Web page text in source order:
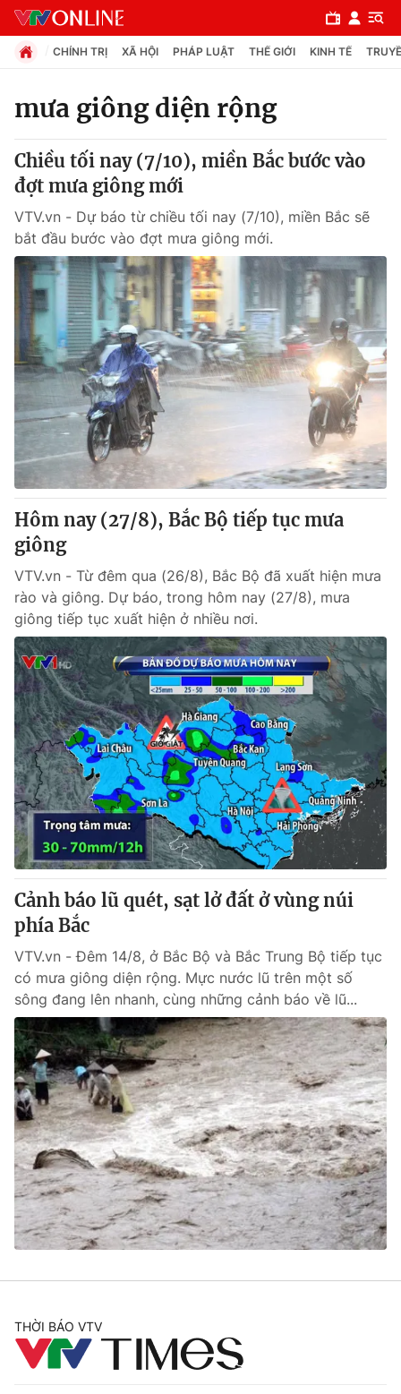
Chuyên mục
Chính trị
Xã hội
Pháp luật
Y tế
Thế giới
Tin tức
Thế giới đó đây
Câu chuyện quốc tế
Kinh tế
Tài chính
Thị trường
Góc doanh nghiệp
Dữ liệu và đời sống
Truyền hình
Phim VTV
Hậu trường
Nhân vật
Khán giả
Giải sao mai
Giải trí
Điện ảnh
Âm nhạc
Sao
Đời sống
Du lịch
Làm đẹp
Chất lượng cuộc sống
Giáo dục
Tuyển sinh
Học trực tuyến
Công nghệ
Hitech Công nghệ tương lai
Sản phẩm
Thị trường
Tư vấn
Giao lưu trực tuyến
Lịch phát sóng
Chuyên mục khác
Emagazine Podcast
Photo Infographic
Video Shorts video
VTV Money VTV Thể thao
VTV Sức khoẻ Bất động sản
Thị trường 24h Tấm lòng Việt
VTV9
Liên hệ tòa soạn English
CHÍNH TRỊ XÃ HỘI PHÁP LUẬT THẾ GIỚI KINH TẾ
mưa giông diện rộng
Chiều tối nay (7/10), miền Bắc bước vào
đợt mưa giông mới
VTV.vn - Dự báo từ chiều tối nay (7/10), miền Bắc sẽ
bắt đầu bước vào đợt mưa giông mới.
Hôm nay (27/8), Bắc Bộ tiếp tục mưa
giông
VTV.vn - Từ đêm qua (26/8), Bắc Bộ đã xuất hiện mưa
rào và giông. Dự báo, trong hôm nay (27/8), mưa
giông tiếp tục xuất hiện ở nhiều nơi.
Cảnh báo lũ quét, sạt lở đất ở vùng núi
phía Bắc
VTV.vn - Đêm 14/8, ở Bắc Bộ và Bắc Trung Bộ tiếp tục
có mưa giông diện rộng. Mực nước lũ trên một số
sông đang lên nhanh, cùng những cảnh báo về lũ...
THỜI BÁO VTV